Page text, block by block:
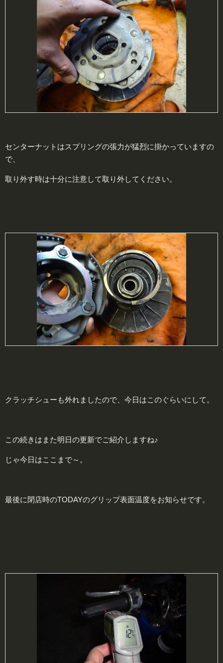
センターナットはスプリングの張力が猛烈に掛かっていますの
で、
取り外す時は十分に注意して取り外してください。
クラッチシューも外れましたので、今日はこのぐらいにして。
この続きはまた明日の更新でご紹介しますね♪
じゃ今日はここまで～。
最後に閉店時のTODAYのグリップ表面温度をお知らせです。